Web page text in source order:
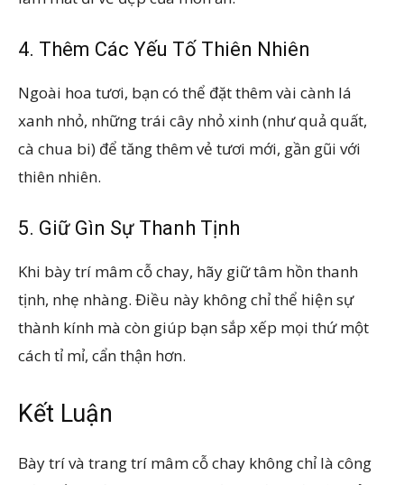
4. Thêm Các Yếu Tố Thiên Nhiên
Ngoài hoa tươi, bạn có thể đặt thêm vài cành lá
xanh nhỏ, những trái cây nhỏ xinh (như quả quất,
cà chua bi) để tăng thêm vẻ tươi mới, gần gũi với
thiên nhiên.
5. Giữ Gìn Sự Thanh Tịnh
Khi bày trí mâm cỗ chay, hãy giữ tâm hồn thanh
tịnh, nhẹ nhàng. Điều này không chỉ thể hiện sự
thành kính mà còn giúp bạn sắp xếp mọi thứ một
cách tỉ mỉ, cẩn thận hơn.
Kết Luận
Bày trí và trang trí mâm cỗ chay không chỉ là công